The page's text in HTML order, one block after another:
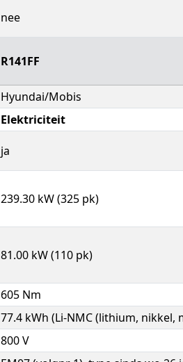
nee
R141FF
Hyundai/Mobis
Elektriciteit
ja
239.30 kW (325 pk)
81.00 kW (110 pk)
605 Nm
77.4 kWh (Li-NMC (lithium, nikkel,
800 V